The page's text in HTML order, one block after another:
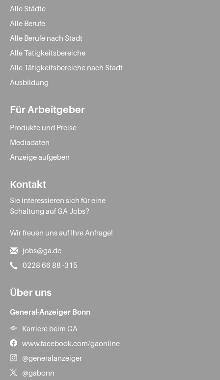
Alle Städte
Alle Berufe
Alle Berufe nach Stadt
Alle Tätigkeitsbereiche
Alle Tätigkeitsbereiche nach Stadt
Ausbildung
Für Arbeitgeber
Produkte und Preise
Mediadaten
Anzeige aufgeben
Kontakt
Sie interessieren sich für eine
Schaltung auf GA Jobs?
Wir freuen uns auf Ihre Anfrage!
jobs@ga.de
0228 66 88 -315
Über uns
General-Anzeiger Bonn
Karriere beim GA
www.facebook.com/gaonline
@generalanzeiger
@gabonn